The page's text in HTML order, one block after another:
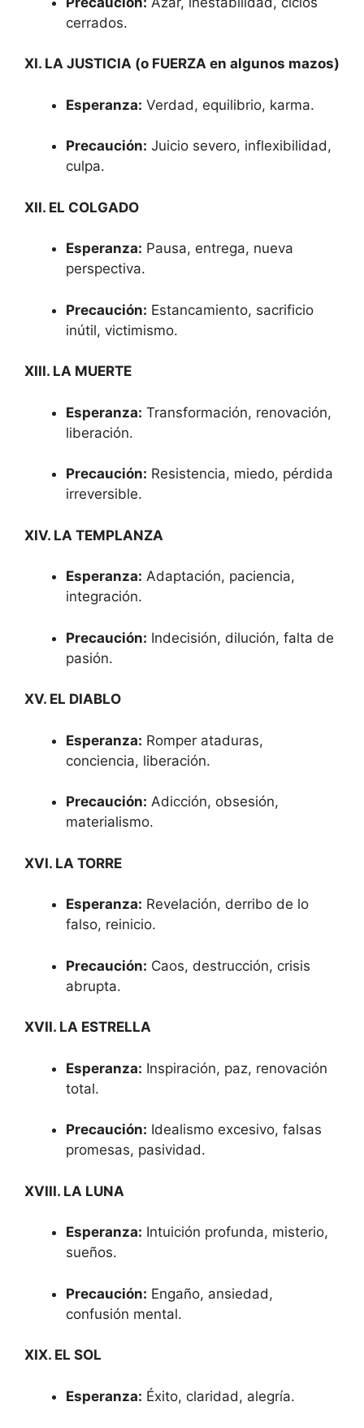
cerrados.
XI. LA JUSTICIA (o FUERZA en algunos mazos)
Esperanza: Verdad, equilibrio, karma.
Precaución: Juicio severo, inflexibilidad,
culpa.
XII. EL COLGADO
Esperanza: Pausa, entrega, nueva
perspectiva.
Precaución: Estancamiento, sacrificio
inútil, victimismo.
XIII. LA MUERTE
Esperanza: Transformación, renovación,
liberación.
Precaución: Resistencia, miedo, pérdida
irreversible.
XIV. LA TEMPLANZA
Esperanza: Adaptación, paciencia,
integración.
Precaución: Indecisión, dilución, falta de
pasión.
XV. EL DIABLO
Esperanza: Romper ataduras,
conciencia, liberación.
Precaución: Adicción, obsesión,
materialismo.
XVI. LA TORRE
Esperanza: Revelación, derribo de lo
falso, reinicio.
Precaución: Caos, destrucción, crisis
abrupta.
XVII. LA ESTRELLA
Esperanza: Inspiración, paz, renovación
total.
Precaución: Idealismo excesivo, falsas
promesas, pasividad.
XVIII. LA LUNA
Esperanza: Intuición profunda, misterio,
sueños.
Precaución: Engaño, ansiedad,
confusión mental.
XIX. EL SOL
Esperanza: Éxito, claridad, alegría.